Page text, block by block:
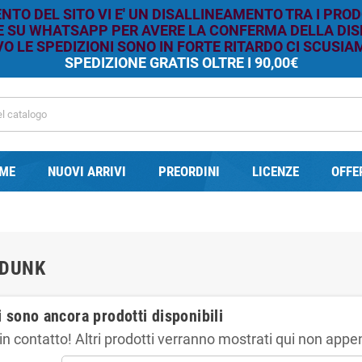
DEL SITO VI E' UN DISALLINEAMENTO TRA I
SU WHATSAPP PER AVERE LA CONFERMA DELLA
LE SPEDIZIONI SONO IN FORTE RITARDO CI
SPEDIZIONE GRATIS OLTRE I 90,00€
NUOVI ARRIVI PREORDINI LICENZE
sono ancora prodotti disponibili
contatto! Altri prodotti verranno mostrati qui non